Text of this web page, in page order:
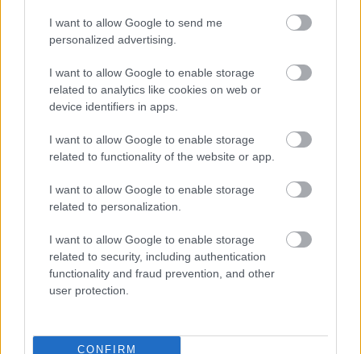
I want to allow Google to send me
personalized advertising.
I want to allow Google to enable storage
related to analytics like cookies on web or
device identifiers in apps.
I want to allow Google to enable storage
related to functionality of the website or app.
I want to allow Google to enable storage
related to personalization.
I want to allow Google to enable storage
related to security, including authentication
functionality and fraud prevention, and other
user protection.
CONFIRM
Môže aspirín zachrániť
ochabnuté izbové
rastliny? Pravda vás
Júlový reštart uhoriek
nakladačiek: Ako ich
CHALUPA